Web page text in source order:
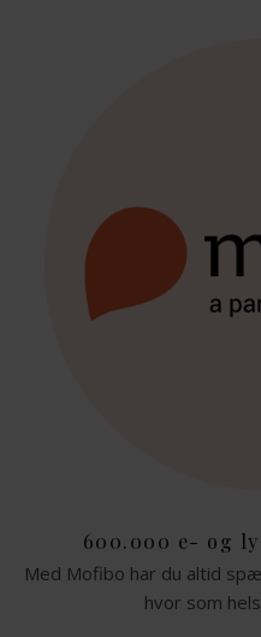
600.000 e- og
Med Mofibo har du altid
hvor som